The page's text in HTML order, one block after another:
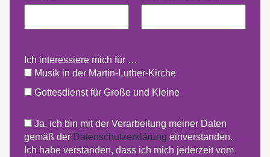
Ich interessiere mich für …
Musik in der Martin-Luther-Kirche
Gottesdienst für Große und Kleine
Ja, ich bin mit der Verarbeitung meiner Daten
gemäß der Datenschutzerklärung einverstanden.
Ich habe verstanden, dass ich mich jederzeit vom